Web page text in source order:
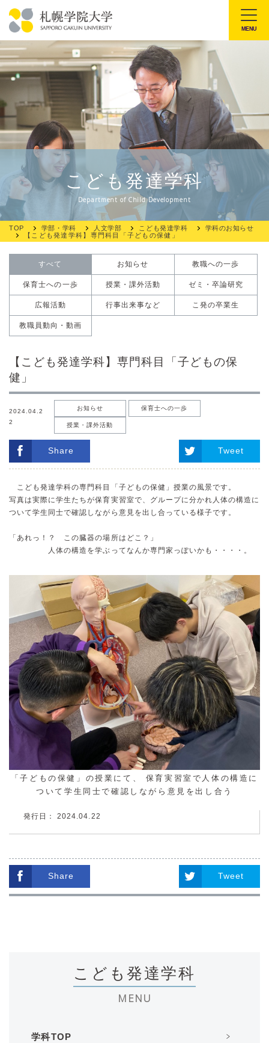
文
へ
メ
ニ
ー
札
幌
学
大
学
MENU
こども発達学科
Department of Child Development
TOP 学部・学科 人文学部 こども発達学科
学科のお知らせ
【こども発達学科】専門科目「子どもの保健」
すべて お知らせ 教職への一歩
保育士への一歩 授業・課外活動 ゼミ・卒論研究
広報活動 行事出来事など こ発の卒業生
教職員動向・動画
【こども発達学科】専門科目「子どもの保
健」
2024.04.2
2
お知らせ 保育士への一歩
授業・課外活動
Share Tweet
こども発達学科の専門科目「子どもの保健」授業の風景です。
写真は実際に学生たちが保育実習室で、グループに分かれ人体の構造に
ついて学生同士で確認しながら意見を出し合っている様子です。
「あれっ！？ この臓器の場所はどこ？」
人体の構造を学ぶってなんか専門家っぽいかも・・・・。
「子どもの保健」の授業にて、 保育実習室で人体の構造に
ついて学生同士で確認しながら意見を出し合う
発行日： 2024.04.22
Share Tweet
こども発達学科
MENU
学科TOP